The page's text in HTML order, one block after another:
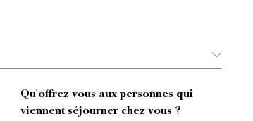
Qu'offrez vous aux personnes qui
viennent séjourner chez vous ?